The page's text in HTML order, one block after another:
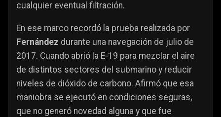
cualquier eventual filtración.
En ese marco recordó la prueba realizada por
Fernández durante una navegación de julio de
2017. Cuando abrió la E-19 para mezclar el aire
de distintos sectores del submarino y reducir
niveles de dióxido de carbono. Afirmó que esa
maniobra se ejecutó en condiciones seguras,
que no generó novedad alguna y que fue